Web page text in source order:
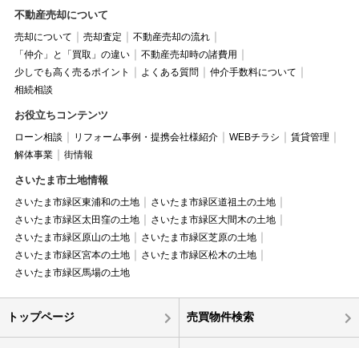
不動産売却について
売却について 売却査定
不動産売却の流れ
「仲介」と「買取」の違い
不動産売却時の諸費用
少しでも高く売るポイント
よくある質問
仲介手数料について
相続相談
お役立ちコンテンツ
ローン相談 リフォーム事例・提携会社様紹介 WEBチラシ
賃貸管理
解体事業
街情報
さいたま市土地情報
さいたま市緑区東浦和の土地
さいたま市緑区道祖土の土地
さいたま市緑区太田窪の土地
さいたま市緑区大間木の土地
さいたま市緑区原山の土地
さいたま市緑区芝原の土地
さいたま市緑区宮本の土地
さいたま市緑区松木の土地
さいたま市緑区馬場の土地
トップページ 売買物件検索